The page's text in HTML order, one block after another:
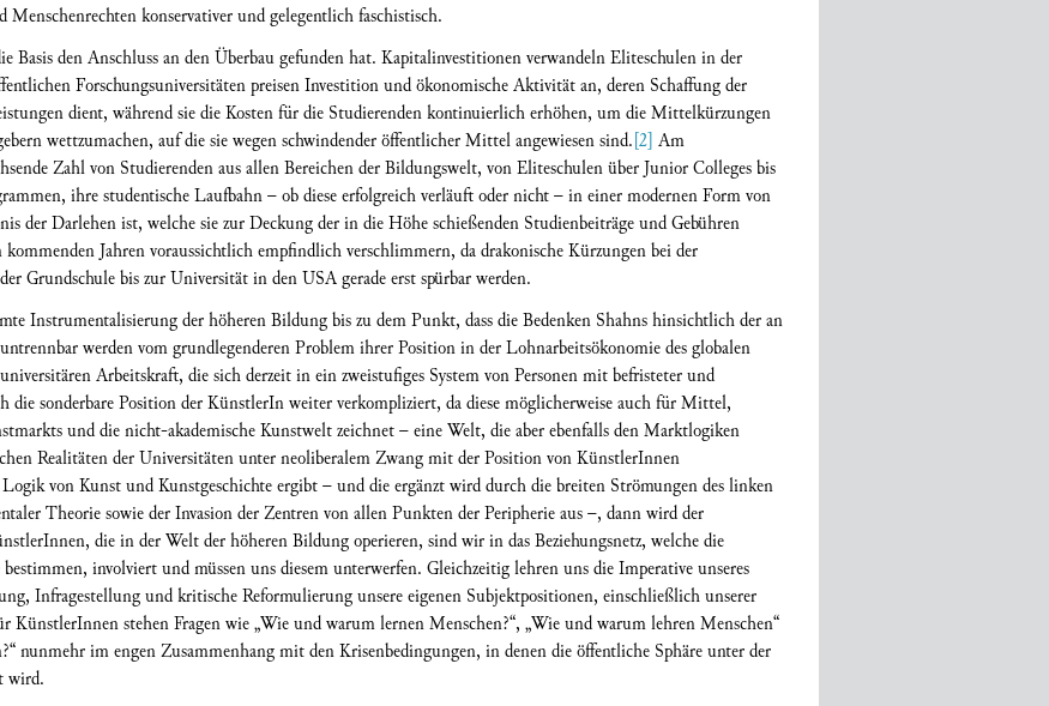
konservativer und gelegentlich faschistisch.
Basis den Anschluss an den Überbau gefunden hat. Kapitalinvestitionen verwandeln Eliteschulen in der
Forschungsuniversitäten preisen Investition und ökonomische Aktivität an, deren Schaffung der
dient, während sie die Kosten für die Studierenden kontinuierlich erhöhen, um die Mittelkürzungen
wettzumachen, auf die sie wegen schwindender öffentlicher Mittel angewiesen sind.[2] Am
Zahl von Studierenden aus allen Bereichen der Bildungswelt, von Eliteschulen über Junior Colleges bis
ihre studentische Laufbahn – ob diese erfolgreich verläuft oder nicht – in einer modernen Form von
der Darlehen ist, welche sie zur Deckung der in die Höhe schießenden Studienbeiträge und Gebühren
Jahren voraussichtlich empfindlich verschlimmern, da drakonische Kürzungen bei der
Grundschule bis zur Universität in den USA gerade erst spürbar werden.
Instrumentalisierung der höheren Bildung bis zu dem Punkt, dass die Bedenken Shahns hinsichtlich der an
werden vom grundlegenderen Problem ihrer Position in der Lohnarbeitsökonomie des globalen
Arbeitskraft, die sich derzeit in ein zweistufiges System von Personen mit befristeter und
sonderbare Position der KünstlerIn weiter verkompliziert, da diese möglicherweise auch für Mittel,
und die nicht-akademische Kunstwelt zeichnet – eine Welt, die aber ebenfalls den Marktlogiken
Realitäten der Universitäten unter neoliberalem Zwang mit der Position von KünstlerInnen
von Kunst und Kunstgeschichte ergibt – und die ergänzt wird durch die breiten Strömungen des linken
Theorie sowie der Invasion der Zentren von allen Punkten der Peripherie aus –, dann wird der
die in der Welt der höheren Bildung operieren, sind wir in das Beziehungsnetz, welche die
involviert und müssen uns diesem unterwerfen. Gleichzeitig lehren uns die Imperative unseres
Infragestellung und kritische Reformulierung unsere eigenen Subjektpositionen, einschließlich unserer
KünstlerInnen stehen Fragen wie „Wie und warum lernen Menschen?“, „Wie und warum lehren Menschen“
nunmehr im engen Zusammenhang mit den Krisenbedingungen, in denen die öffentliche Sphäre unter der
wird.